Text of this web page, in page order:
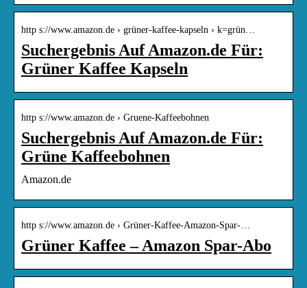
http s://www.amazon.de › grüner-kaffee-kapseln › k=grün…
Suchergebnis Auf Amazon.de Für:
Grüner Kaffee Kapseln
http s://www.amazon.de › Gruene-Kaffeebohnen
Suchergebnis Auf Amazon.de Für:
Grüne Kaffeebohnen
Amazon.de
http s://www.amazon.de › Grüner-Kaffee-Amazon-Spar-…
Grüner Kaffee – Amazon Spar-Abo